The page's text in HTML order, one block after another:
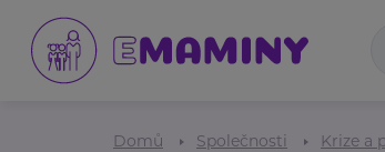
Domů Společnosti Krize a